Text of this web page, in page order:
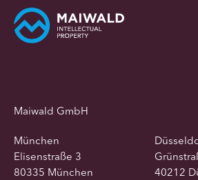
Maiwald GmbH
München
Elisenstraße 3
80335 München
40212